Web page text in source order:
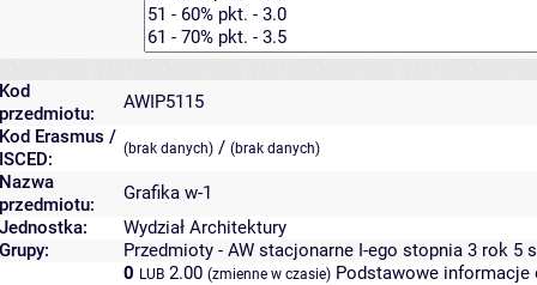
Kod
przedmiotu:
AWIP5115
Kod Erasmus /
ISCED:
(brak danych) / (brak danych)
Nazwa
przedmiotu:
Grafika w-1
Jednostka:
Wydział Architektury
Grupy:
Przedmioty - AW stacjonarne I-ego stopnia 3 rok 5
0 LUB 2.00 (zmienne w czasie) Podstawowe informacje